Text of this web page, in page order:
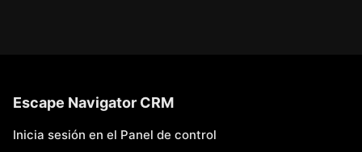
Escape Navigator CRM
Inicia sesión en el Panel de control